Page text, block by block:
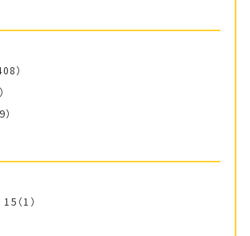
）
15 （1）